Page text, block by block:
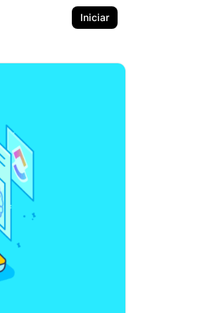
Iniciar